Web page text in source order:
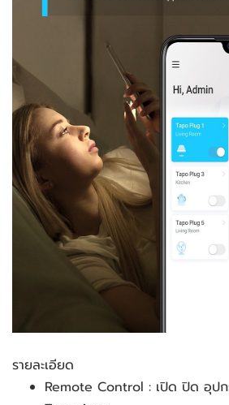
รายละเอียด
Remote Control : เปิด ปิด อุป